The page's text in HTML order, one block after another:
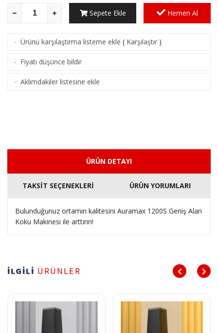
Sepete Ekle Hemen Al
· Ürünü karşılaştırma listeme ekle ( Karşılaştır )
· Fiyatı düşünce bildir
· Aklımdakiler listesine ekle
ÜRÜN DETAYI
TAKSİT SEÇENEKLERİ ÜRÜN YORUMLARI
Bulunduğunuz ortamın kalitesini Auramax 1200S Geniş Alan
Koku Makinesi ile arttırın!
İLGİLİ ÜRÜNLER